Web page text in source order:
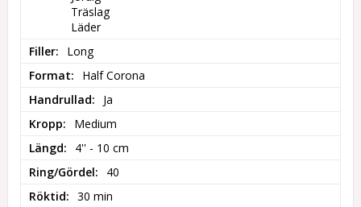
Träslag
Läder
Filler
Long
Format
Half Corona
Handrullad
Ja
Kropp
Medium
Längd
4'' - 10 cm
Ring/Gördel
40
Röktid
30 min